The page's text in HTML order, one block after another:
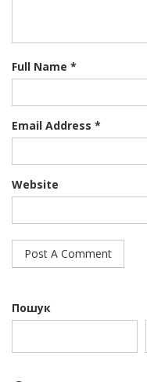
Full Name *
Email Address *
Website
Пошук